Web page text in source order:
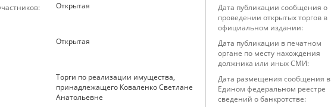
Открытая
Дата публикации сообщения о
проведении открытых торгов в
официальном издании:
Открытая
Дата публикации в печатном
органе по месту нахождения
должника или иных СМИ:
Торги по реализации имущества,
принадлежащего Коваленко Светлане
Анатольевне
Дата размещения сообщения в
Едином федеральном реестре
сведений о банкротстве: